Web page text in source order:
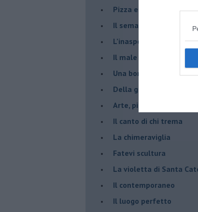
​Pizza e birra
​Il semaforo rosso
​L’inaspettato
​Il male è zucchero
​Una borraccia olfattiva,
​Della gentilezza di
Arte, piacere e
​Il canto di chi trema
La chimeraviglia
​Fatevi scultura
​La violetta di Santa
​Il contemporaneo
​Il luogo perfetto